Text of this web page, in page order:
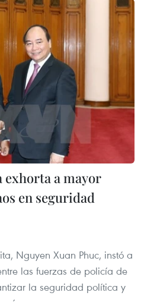
a mayor
en seguridad
Nguyen Xuan Phuc, instó a
las fuerzas de policía de
la seguridad política y